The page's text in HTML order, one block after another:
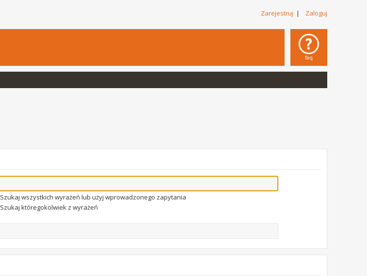
Zarejestruj | Zaloguj
faq
Szukaj wszystkich wyrażeń lub użyj wprowadzonego zapytania
Szukaj któregokolwiek z wyrażeń